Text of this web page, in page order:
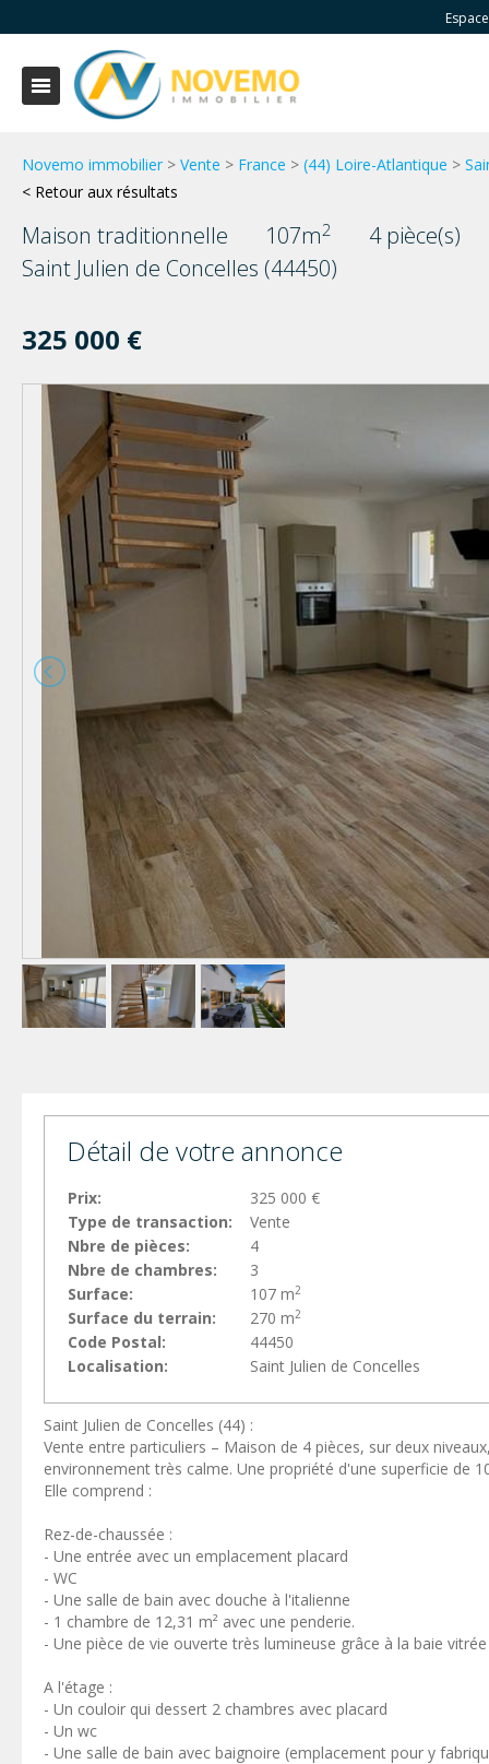
Novemo immobilier > Vente > France > (44) Loire-Atlantique >
< Retour aux résultats
Maison traditionnelle 107m2
4 pièce(s)
Saint Julien de Concelles (44450)
325 000 €
Détail de votre annonce
Prix:
325 000 €
Type de transaction:
Vente
Nbre de pièces:
4
Nbre de chambres:
3
Surface:
107 m2
Surface du terrain: 270 m2
Code Postal:
44450
Localisation:
Saint Julien de Concelles
Saint Julien de Concelles (44) :
Vente entre particuliers – Maison de 4 pièces, sur deux
environnement très calme. Une propriété d'une superficie de
Elle comprend :
Rez-de-chaussée :
- Une entrée avec un emplacement placard
- WC
- Une salle de bain avec douche à l'italienne
- 1 chambre de 12,31 m² avec une penderie.
- Une pièce de vie ouverte très lumineuse grâce à la baie
A l'étage :
- Un couloir qui dessert 2 chambres avec placard
- Un wc
- Une salle de bain avec baignoire (emplacement pour y